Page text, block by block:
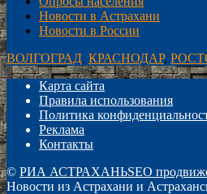
Новости в Астрахани
Новости в России
ВОЛГОГРАД, КРАСНОДАР,
Карта сайта
Правила использования
Политика
Реклама
Контакты
© РИА АСТРАХАНЬSEO
Новости из Астрахани и